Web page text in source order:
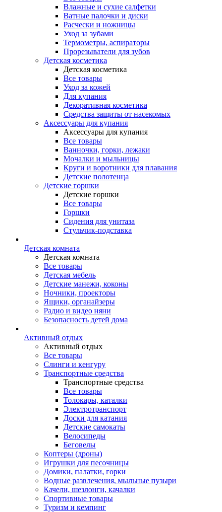
Влажные и сухие салфетки
Ватные палочки и диски
Расчески и ножницы
Уход за зубами
Термометры, аспираторы
Прорезыватели для зубов
Детская косметика
Детская косметика
Все товары
Уход за кожей
Для купания
Декоративная косметика
Средства защиты от насекомых
Аксессуары для купания
Аксессуары для купания
Все товары
Ванночки, горки, лежаки
Мочалки и мыльницы
Круги и воротники для плавания
Детские полотенца
Детские горшки
Детские горшки
Все товары
Горшки
Сидения для унитаза
Стульчик-подставка
Детская комната
Детская комната
Все товары
Детская мебель
Детские манежи, коконы
Ночники, проекторы
Ящики, органайзеры
Радио и видео няни
Безопасность детей дома
Активный отдых
Активный отдых
Все товары
Слинги и кенгуру
Транспортные средства
Транспортные средства
Все товары
Толокары, каталки
Электротранспорт
Доски для катания
Детские самокаты
Велосипеды
Беговелы
Коптеры (дроны)
Игрушки для песочницы
Домики, палатки, горки
Водные развлечения, мыльные пузыри
Качели, шезлонги, качалки
Спортивные товары
Туризм и кемпинг